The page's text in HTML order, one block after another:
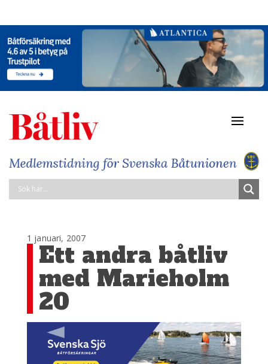
1 januari, 2007
Ett andra båtliv
med Marieholm
20